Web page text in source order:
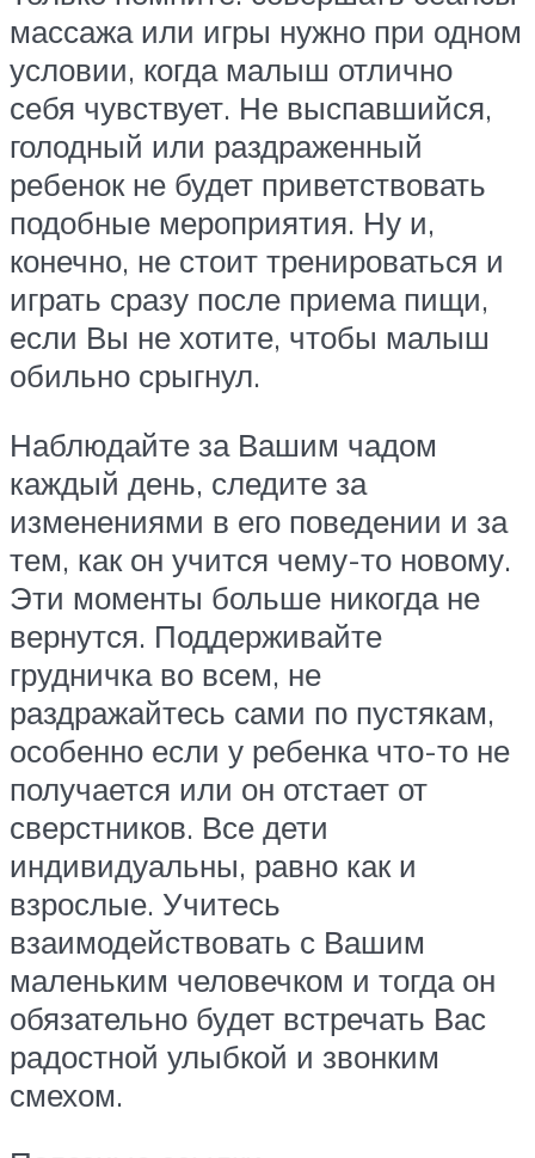
массажа или игры нужно при одном
условии, когда малыш отлично
себя чувствует. Не выспавшийся,
голодный или раздраженный
ребенок не будет приветствовать
подобные мероприятия. Ну и,
конечно, не стоит тренироваться и
играть сразу после приема пищи,
если Вы не хотите, чтобы малыш
обильно срыгнул.
Наблюдайте за Вашим чадом
каждый день, следите за
изменениями в его поведении и за
тем, как он учится чему-то новому.
Эти моменты больше никогда не
вернутся. Поддерживайте
грудничка во всем, не
раздражайтесь сами по пустякам,
особенно если у ребенка что-то не
получается или он отстает от
сверстников. Все дети
индивидуальны, равно как и
взрослые. Учитесь
взаимодействовать с Вашим
маленьким человечком и тогда он
обязательно будет встречать Вас
радостной улыбкой и звонким
смехом.